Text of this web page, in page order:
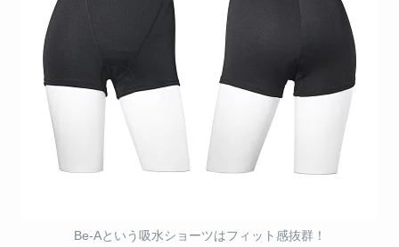
Be-Aという吸水ショーツはフィット感抜群！